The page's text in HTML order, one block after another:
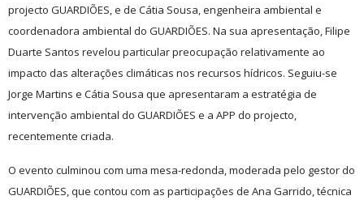
projecto GUARDIÕES, e de Cátia Sousa, engenheira ambiental e
coordenadora ambiental do GUARDIÕES. Na sua apresentação, Filipe
Duarte Santos revelou particular preocupação relativamente ao
impacto das alterações climáticas nos recursos hídricos. Seguiu-se
Jorge Martins e Cátia Sousa que apresentaram a estratégia de
intervenção ambiental do GUARDIÕES e a APP do projecto,
recentemente criada.
O evento culminou com uma mesa-redonda, moderada pelo gestor do
GUARDIÕES, que contou com as participações de Ana Garrido, técnica